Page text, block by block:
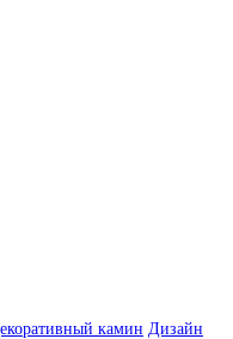
камин Дизайн